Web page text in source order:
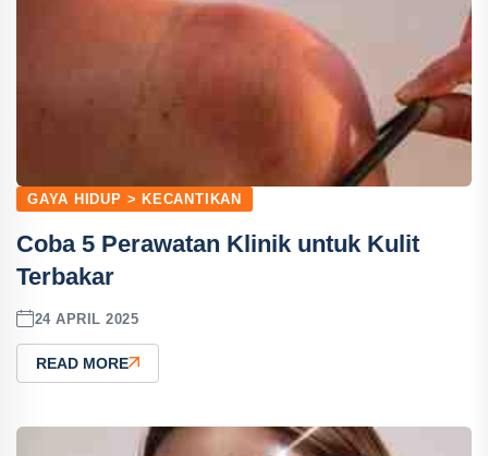
GAYA HIDUP > KECANTIKAN
Coba 5 Perawatan Klinik untuk Kulit
Terbakar
24 APRIL 2025
READ MORE